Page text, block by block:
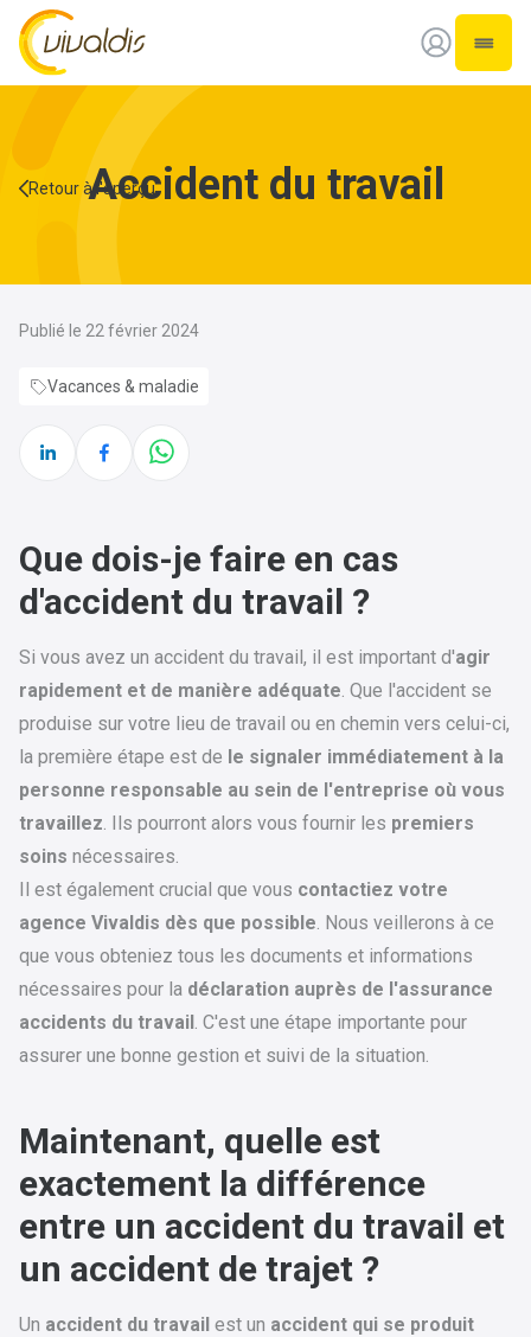
Vivaldis Interim
Ouvrir
Retour à l'aperçu
Accident du travail
Publié le 22 février 2024
Vacances & maladie
Que dois-je faire en cas
d'accident du travail ?
Si vous avez un accident du travail, il est important d'agir
rapidement et de manière adéquate. Que l'accident se
produise sur votre lieu de travail ou en chemin vers celui-ci,
la première étape est de le signaler immédiatement à la
personne responsable au sein de l'entreprise où vous
travaillez. Ils pourront alors vous fournir les premiers
soins nécessaires.
Il est également crucial que vous contactiez votre
agence Vivaldis dès que possible. Nous veillerons à ce
que vous obteniez tous les documents et informations
nécessaires pour la déclaration auprès de l'assurance
accidents du travail . C'est une étape importante pour
assurer une bonne gestion et suivi de la situation.
Maintenant, quelle est
exactement la différence
entre un accident du travail et
un accident de trajet ?
Un accident du travail est un accident qui se produit